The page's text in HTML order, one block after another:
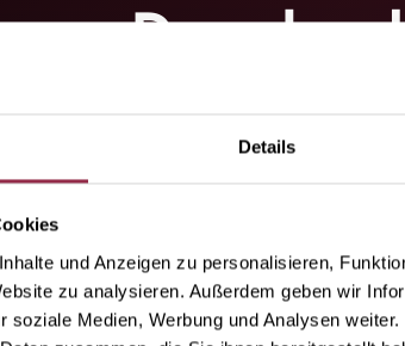
Details
und Anzeigen zu personalisieren,
zu analysieren. Außerdem geben wir
soziale Medien, Werbung und Analysen
Download